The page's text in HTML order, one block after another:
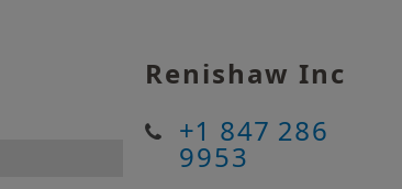
Renishaw Inc
+1 847 286
9953